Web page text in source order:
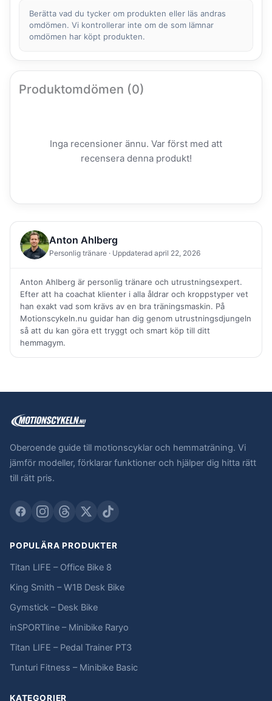
Berätta vad du tycker om produkten eller läs andras
omdömen. Vi kontrollerar inte om de som lämnar
omdömen har köpt produkten.
Produktomdömen (0)
Inga recensioner ännu. Var först med att
recensera denna produkt!
Anton Ahlberg
Personlig tränare · Uppdaterad april 22, 2026
Anton Ahlberg är personlig tränare och utrustningsexpert.
Efter att ha coachat klienter i alla åldrar och kroppstyper vet
han exakt vad som krävs av en bra träningsmaskin. På
Motionscykeln.nu guidar han dig genom utrustningsdjungeln
så att du kan göra ett tryggt och smart köp till ditt
hemmagym.
Oberoende guide till motionscyklar och hemmaträning. Vi
jämför modeller, förklarar funktioner och hjälper dig hitta rätt
till rätt pris.
POPULÄRA PRODUKTER
Titan LIFE – Office Bike 8
King Smith – W1B Desk Bike
Gymstick – Desk Bike
inSPORTline – Minibike Raryo
Titan LIFE – Pedal Trainer PT3
Tunturi Fitness – Minibike Basic
KATEGORIER